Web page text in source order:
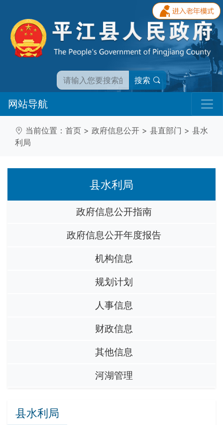
搜索
网站导航
当前位置： 首页 > 政府信息公开 > 县直部门 > 县水
利局
县水利局
政府信息公开指南
政府信息公开年度报告
机构信息
规划计划
人事信息
财政信息
其他信息
河湖管理
县水利局